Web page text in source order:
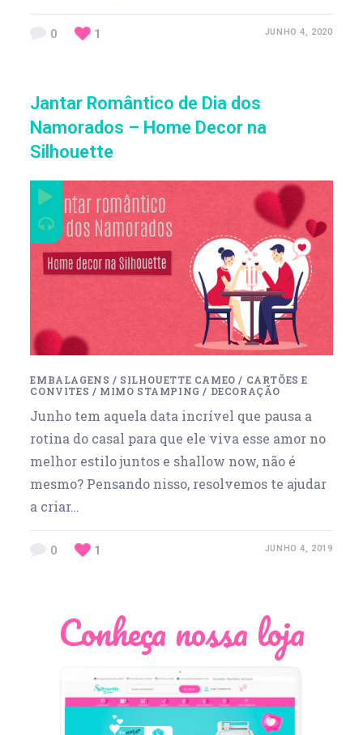
0 1 JUNHO 4, 2020
Jantar Romântico de Dia dos
Namorados – Home Decor na
Silhouette
EMBALAGENS / SILHOUETTE CAMEO / CARTÕES E
CONVITES / MIMO STAMPING / DECORAÇÃO
Junho tem aquela data incrível que pausa a
rotina do casal para que ele viva esse amor no
melhor estilo juntos e shallow now, não é
mesmo? Pensando nisso, resolvemos te ajudar
a criar…
0 1 JUNHO 4, 2019
Conheça nossa loja